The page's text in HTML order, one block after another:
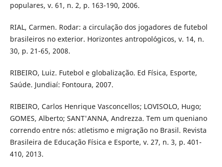
populares, v. 61, n. 2, p. 163-190, 2006.
RIAL, Carmen. Rodar: a circulação dos jogadores de futebol
brasileiros no exterior. Horizontes antropológicos, v. 14, n.
30, p. 21-65, 2008.
RIBEIRO, Luiz. Futebol e globalização. Ed Física, Esporte,
Saúde. Jundiaí: Fontoura, 2007.
RIBEIRO, Carlos Henrique Vasconcellos; LOVISOLO, Hugo;
GOMES, Alberto; SANT'ANNA, Andrezza. Tem um queniano
correndo entre nós: atletismo e migração no Brasil. Revista
Brasileira de Educação Física e Esporte, v. 27, n. 3, p. 401-
410, 2013.